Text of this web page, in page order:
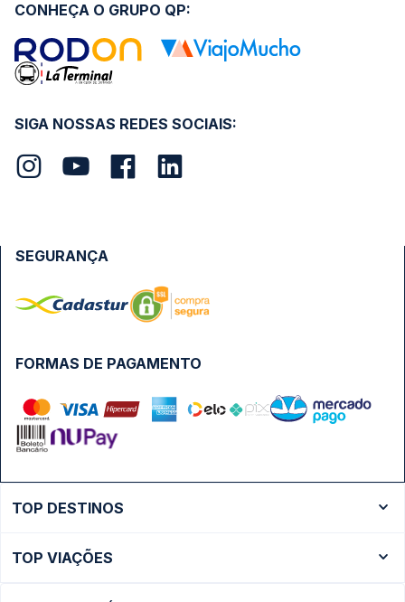
SIGA NOSSAS REDES SOCIAIS:
CONHEÇA O GRUPO QP:
FORMAS DE PAGAMENTO
SEGURANÇA
TOP DESTINOS
Ônibus São Paulo
TOP VIAÇÕES